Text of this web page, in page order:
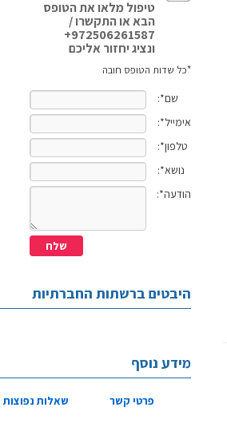
טיפול מלאו את הטופס
הבא או התקשרו /
972506261587+
ונציג יחזור אליכם
*כל שדות הטופס חובה
שם*:
אימייל*:
טלפון*:
נושא*:
הודעה*:
היבטים ברשתות החברתיות
מידע נוסף
פרטי קשר שאלות נפוצות